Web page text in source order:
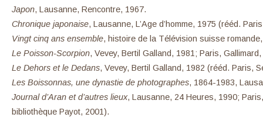
Japon, Lausanne, Rencontre, 1967.
Chronique japonaise, Lausanne, L’Age d’homme, 1975 (rééd.
Vingt cinq ans ensemble, histoire de la Télévision suisse
Le Poisson-Scorpion, Vevey, Bertil Galland, 1981; Paris,
Le Dehors et le Dedans, Vevey, Bertil Galland, 1982 (rééd. Paris,
Les Boissonnas, une dynastie de photographes, 1864-1983,
Journal d’Aran et d’autres lieux, Lausanne, 24 Heures, 1990;
bibliothèque Payot, 2001).